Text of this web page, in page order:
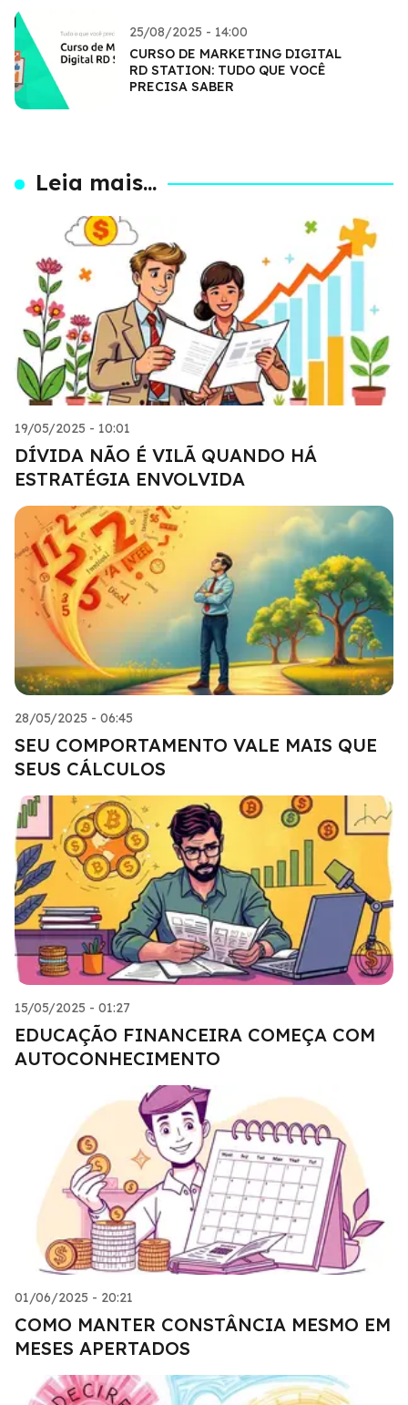
25/08/2025 - 14:00
CURSO DE MARKETING DIGITAL
RD STATION: TUDO QUE VOCÊ
PRECISA SABER
Leia mais...
19/05/2025 - 10:01
DÍVIDA NÃO É VILÃ QUANDO HÁ
ESTRATÉGIA ENVOLVIDA
28/05/2025 - 06:45
SEU COMPORTAMENTO VALE MAIS QUE
SEUS CÁLCULOS
15/05/2025 - 01:27
EDUCAÇÃO FINANCEIRA COMEÇA COM
AUTOCONHECIMENTO
01/06/2025 - 20:21
COMO MANTER CONSTÂNCIA MESMO EM
MESES APERTADOS